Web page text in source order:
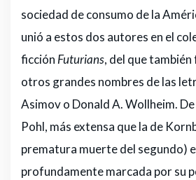
sociedad de consumo de la
unió a estos dos autores en el
ficción Futurians, del que
otros grandes nombres de las
Asimov o Donald A. Wollheim.
Pohl, más extensa que la de
prematura muerte del segundo)
profundamente marcada por su